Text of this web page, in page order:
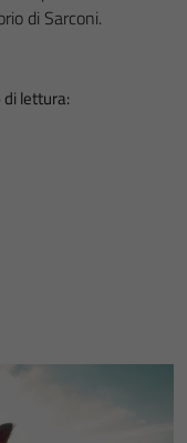
di Sarconi.
lettura: